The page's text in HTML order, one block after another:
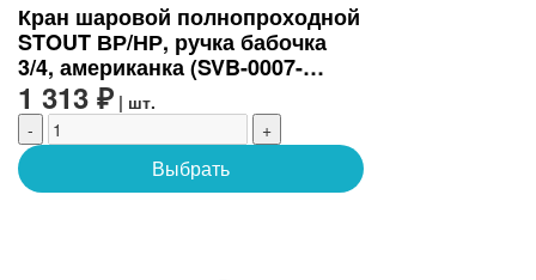
Кран шаровой полнопроходной
STOUT ВР/НР, ручка бабочка
3/4, американка (SVB-0007-
200020)
1 313 ₽ | шт.
-
+
Выбрать